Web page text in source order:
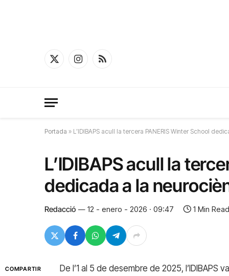
X
InstagramRSS
Portada » L’IDIBAPS acull la tercera PANERIS Winter School
L’IDIBAPS acull la
dedicada a la
Redacció 12 - enero - 2026 · 09:47 1 Min Read
COMPARTIR
De l’1 al 5 de desembre de 2025,